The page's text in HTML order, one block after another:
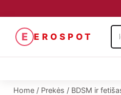
E EROSPOT
Home / Prekės / BDSM ir